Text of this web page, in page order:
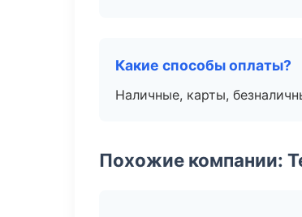
Какие способы оплаты?
Наличные, карты,
Похожие компании: